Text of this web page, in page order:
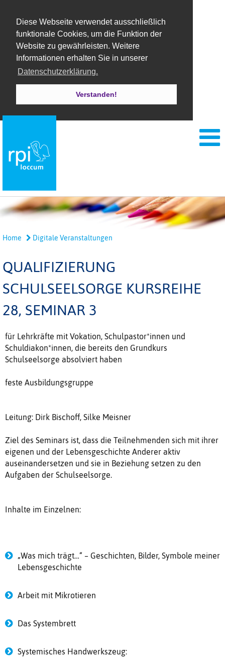
Diese Webseite verwendet ausschließlich
funktionale Cookies, um die Funktion der
Website zu gewährleisten. Weitere
Informationen erhalten Sie in unserer
Datenschutzerklärung.
Verstanden!
Home Digitale Veranstaltungen
QUALIFIZIERUNG
SCHULSEELSORGE KURSREIHE
28, SEMINAR 3
für Lehrkräfte mit Vokation, Schulpastor*innen und
Schuldiakon*innen, die bereits den Grundkurs
Schulseelsorge absolviert haben
feste Ausbildungsgruppe
Leitung: Dirk Bischoff, Silke Meisner
Ziel des Seminars ist, dass die Teilnehmenden sich mit ihrer
eigenen und der Lebensgeschichte Anderer aktiv
auseinandersetzen und sie in Beziehung setzen zu den
Aufgaben der Schulseelsorge.
Inhalte im Einzelnen:
„Was mich trägt…“ – Geschichten, Bilder, Symbole meiner
Lebensgeschichte
Arbeit mit Mikrotieren
Das Systembrett
Systemisches Handwerkszeug: